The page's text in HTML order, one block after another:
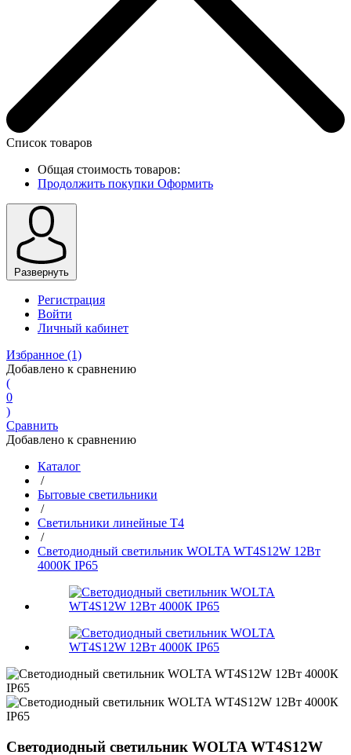
Список товаров
Общая стоимость товаров:
Продолжить покупки Оформить
Развернуть
Регистрация
Войти
Личный кабинет
Избранное (1)
Добавлено к сравнению
(
0
)
Сравнить
Добавлено к сравнению
Каталог
/
Бытовые светильники
/
Светильники линейные Т4
/
Светодиодный светильник WOLTA WT4S12W 12Вт
4000К IP65
Светодиодный светильник WOLTA WT4S12W